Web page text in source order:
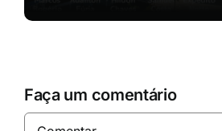
Faça um comentário
Comentar